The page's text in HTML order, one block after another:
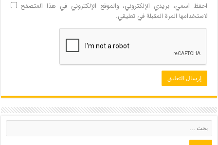
احفظ اسمي، بريدي الإلكتروني، والموقع الإلكتروني في هذا المتصفح
لاستخدامها المرة المقبلة في تعليقي.